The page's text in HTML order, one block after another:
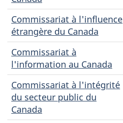
Commissariat à l'influence
étrangère du Canada
Commissariat à
l'information au Canada
Commissariat à l'intégrité
du secteur public du
Canada